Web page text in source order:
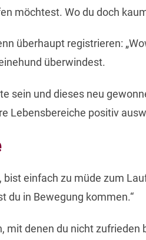
möchtest. Wo du doch
überhaupt registrieren:
überwindest.
sein und dieses neu
Lebensbereiche positiv
einfach zu müde zum
du in Bewegung kommen.“
mit denen du nicht zufrieden